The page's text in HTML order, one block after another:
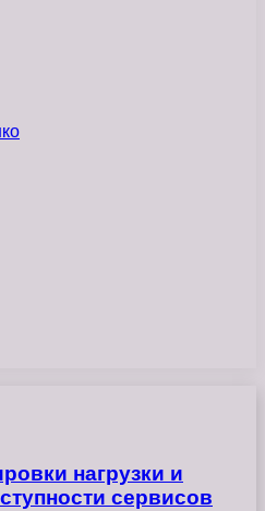
нагрузки и
сервисов